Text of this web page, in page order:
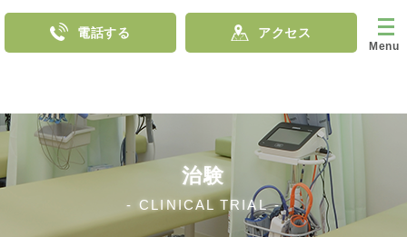
電話する アクセス
Menu
治験
CLINICAL TRIAL